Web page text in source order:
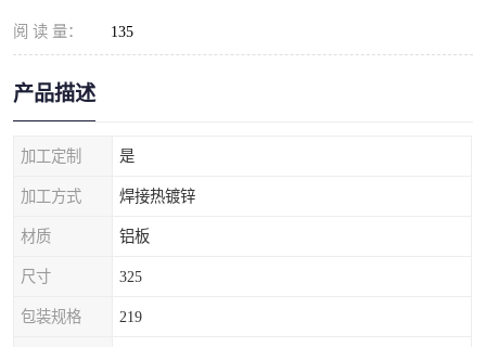
阅 读 量： 135
产品描述
加工定制 是
加工方式 焊接热镀锌
材质 铝板
尺寸 325
包装规格 219